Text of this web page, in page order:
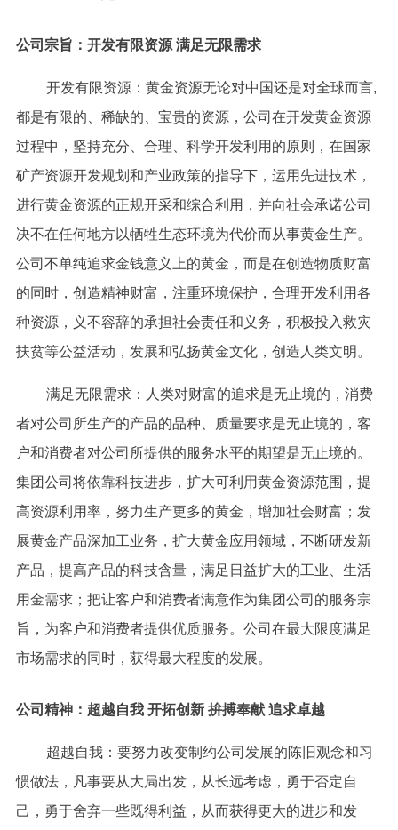
公司宗旨： 开发有限资源 满足无限需求
开发有限资源：黄金资源无论对中国还是对全球而言,
都是有限的、稀缺的、宝贵的资源，公司在开发黄金资源
过程中，坚持充分、合理、科学开发利用的原则，在国家
矿产资源开发规划和产业政策的指导下，运用先进技术，
进行黄金资源的正规开采和综合利用，并向社会承诺公司
决不在任何地方以牺牲生态环境为代价而从事黄金生产。
公司不单纯追求金钱意义上的黄金，而是在创造物质财富
的同时，创造精神财富，注重环境保护，合理开发利用各
种资源，义不容辞的承担社会责任和义务，积极投入救灾
扶贫等公益活动，发展和弘扬黄金文化，创造人类文明。
满足无限需求：人类对财富的追求是无止境的，消费
者对公司所生产的产品的品种、质量要求是无止境的，客
户和消费者对公司所提供的服务水平的期望是无止境的。
集团公司将依靠科技进步，扩大可利用黄金资源范围，提
高资源利用率，努力生产更多的黄金，增加社会财富；发
展黄金产品深加工业务，扩大黄金应用领域，不断研发新
产品，提高产品的科技含量，满足日益扩大的工业、生活
用金需求；把让客户和消费者满意作为集团公司的服务宗
旨，为客户和消费者提供优质服务。公司在最大限度满足
市场需求的同时，获得最大程度的发展。
公司精神： 超越自我 开拓创新 拚搏奉献 追求卓越
超越自我：要努力改变制约公司发展的陈旧观念和习
惯做法，凡事要从大局出发，从长远考虑，勇于否定自
己，勇于舍弃一些既得利益，从而获得更大的进步和发